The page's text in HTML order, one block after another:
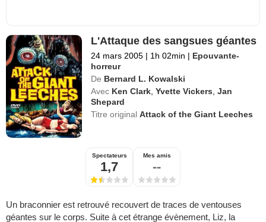
L'Attaque des sangsues géantes
24 mars 2005 | 1h 02min | Epouvante-
horreur
De Bernard L. Kowalski
Avec Ken Clark ,Yvette Vickers ,Jan
Shepard
Titre originalAttack of the Giant Leeches
Spectateurs
1,7
Mes amis
--
Un braconnier est retrouvé recouvert de traces de ventouses
géantes sur le corps. Suite à cet étrange évènement, Liz, la